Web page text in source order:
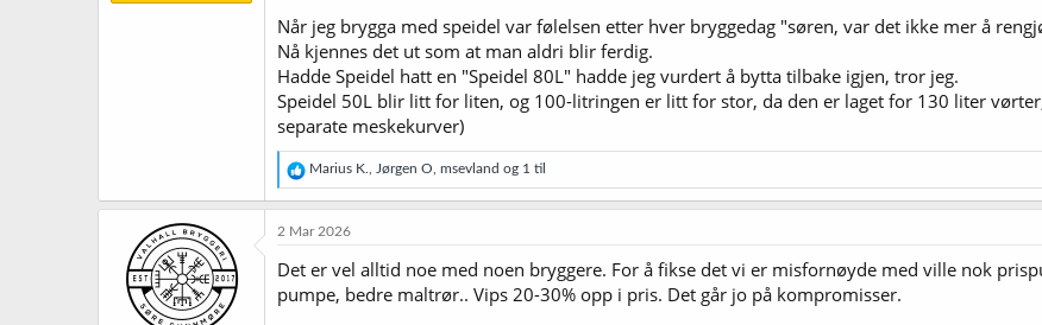
Når jeg brygga med speidel var følelsen etter hver bryggedag "søren, var det ikke mer å
Nå kjennes det ut som at man aldri blir ferdig.
Hadde Speidel hatt en "Speidel 80L" hadde jeg vurdert å bytta tilbake igjen, tror jeg.
Speidel 50L blir litt for liten, og 100-litringen er litt for stor, da den er laget for 130 liter
separate meskekurver)
R
e
a
n
Marius K. Jørgen O msevland og 1 til
2 Mar 2026
Det er vel alltid noe med noen bryggere. For å fikse det vi er misfornøyde med ville nok
pumpe, bedre maltrør.. Vips 20-30% opp i pris. Det går jo på kompromisser.